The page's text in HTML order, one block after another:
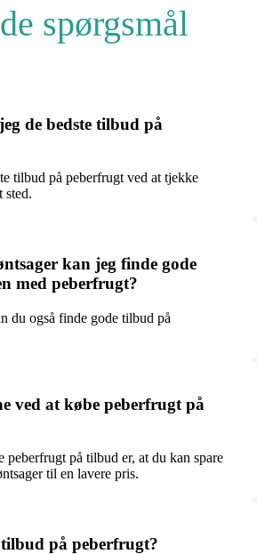
spørgsmål
de bedste tilbud på
tilbud på peberfrugt ved at tjekke
sted.
kan jeg finde gode
med peberfrugt?
du også finde gode tilbud på
ved at købe peberfrugt på
peberfrugt på tilbud er, at du kan spare
til en lavere pris.
på peberfrugt?